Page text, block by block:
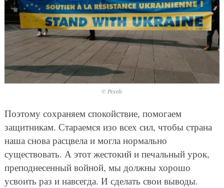
© Pexels
Поэтому сохраняем спокойствие, помогаем
защитникам. Стараемся изо всех сил, чтобы страна
наша снова расцвела и могла нормально
существовать. А этот жестокий и печальный урок,
преподнесенный войной, мы должны хорошо
усвоить раз и навсегда. И сделать свои выводы.